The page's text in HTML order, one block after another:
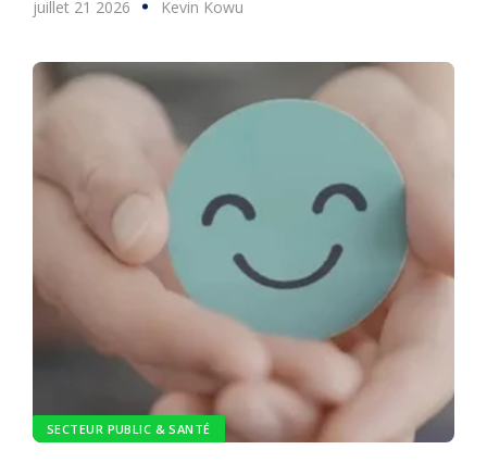
juillet 21 2026 Kevin Kowu
SECTEUR PUBLIC & SANTÉ